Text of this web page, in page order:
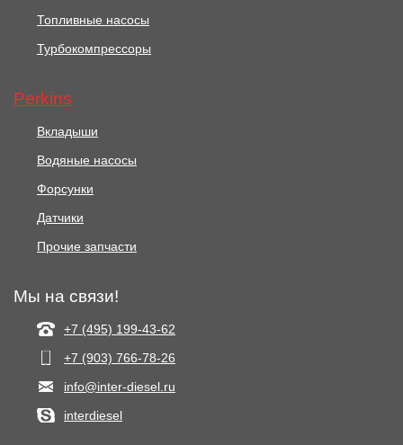
Топливные насосы
Турбокомпрессоры
Perkins
Вкладыши
Водяные насосы
Форсунки
Датчики
Прочие запчасти
Мы на связи!
+7 (495) 199-43-62
+7 (903) 766‑78-26
info@inter-diesel.ru
interdiesel